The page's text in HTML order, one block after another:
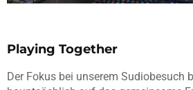
Playing Together
Der Fokus bei unserem Sudiobesuch